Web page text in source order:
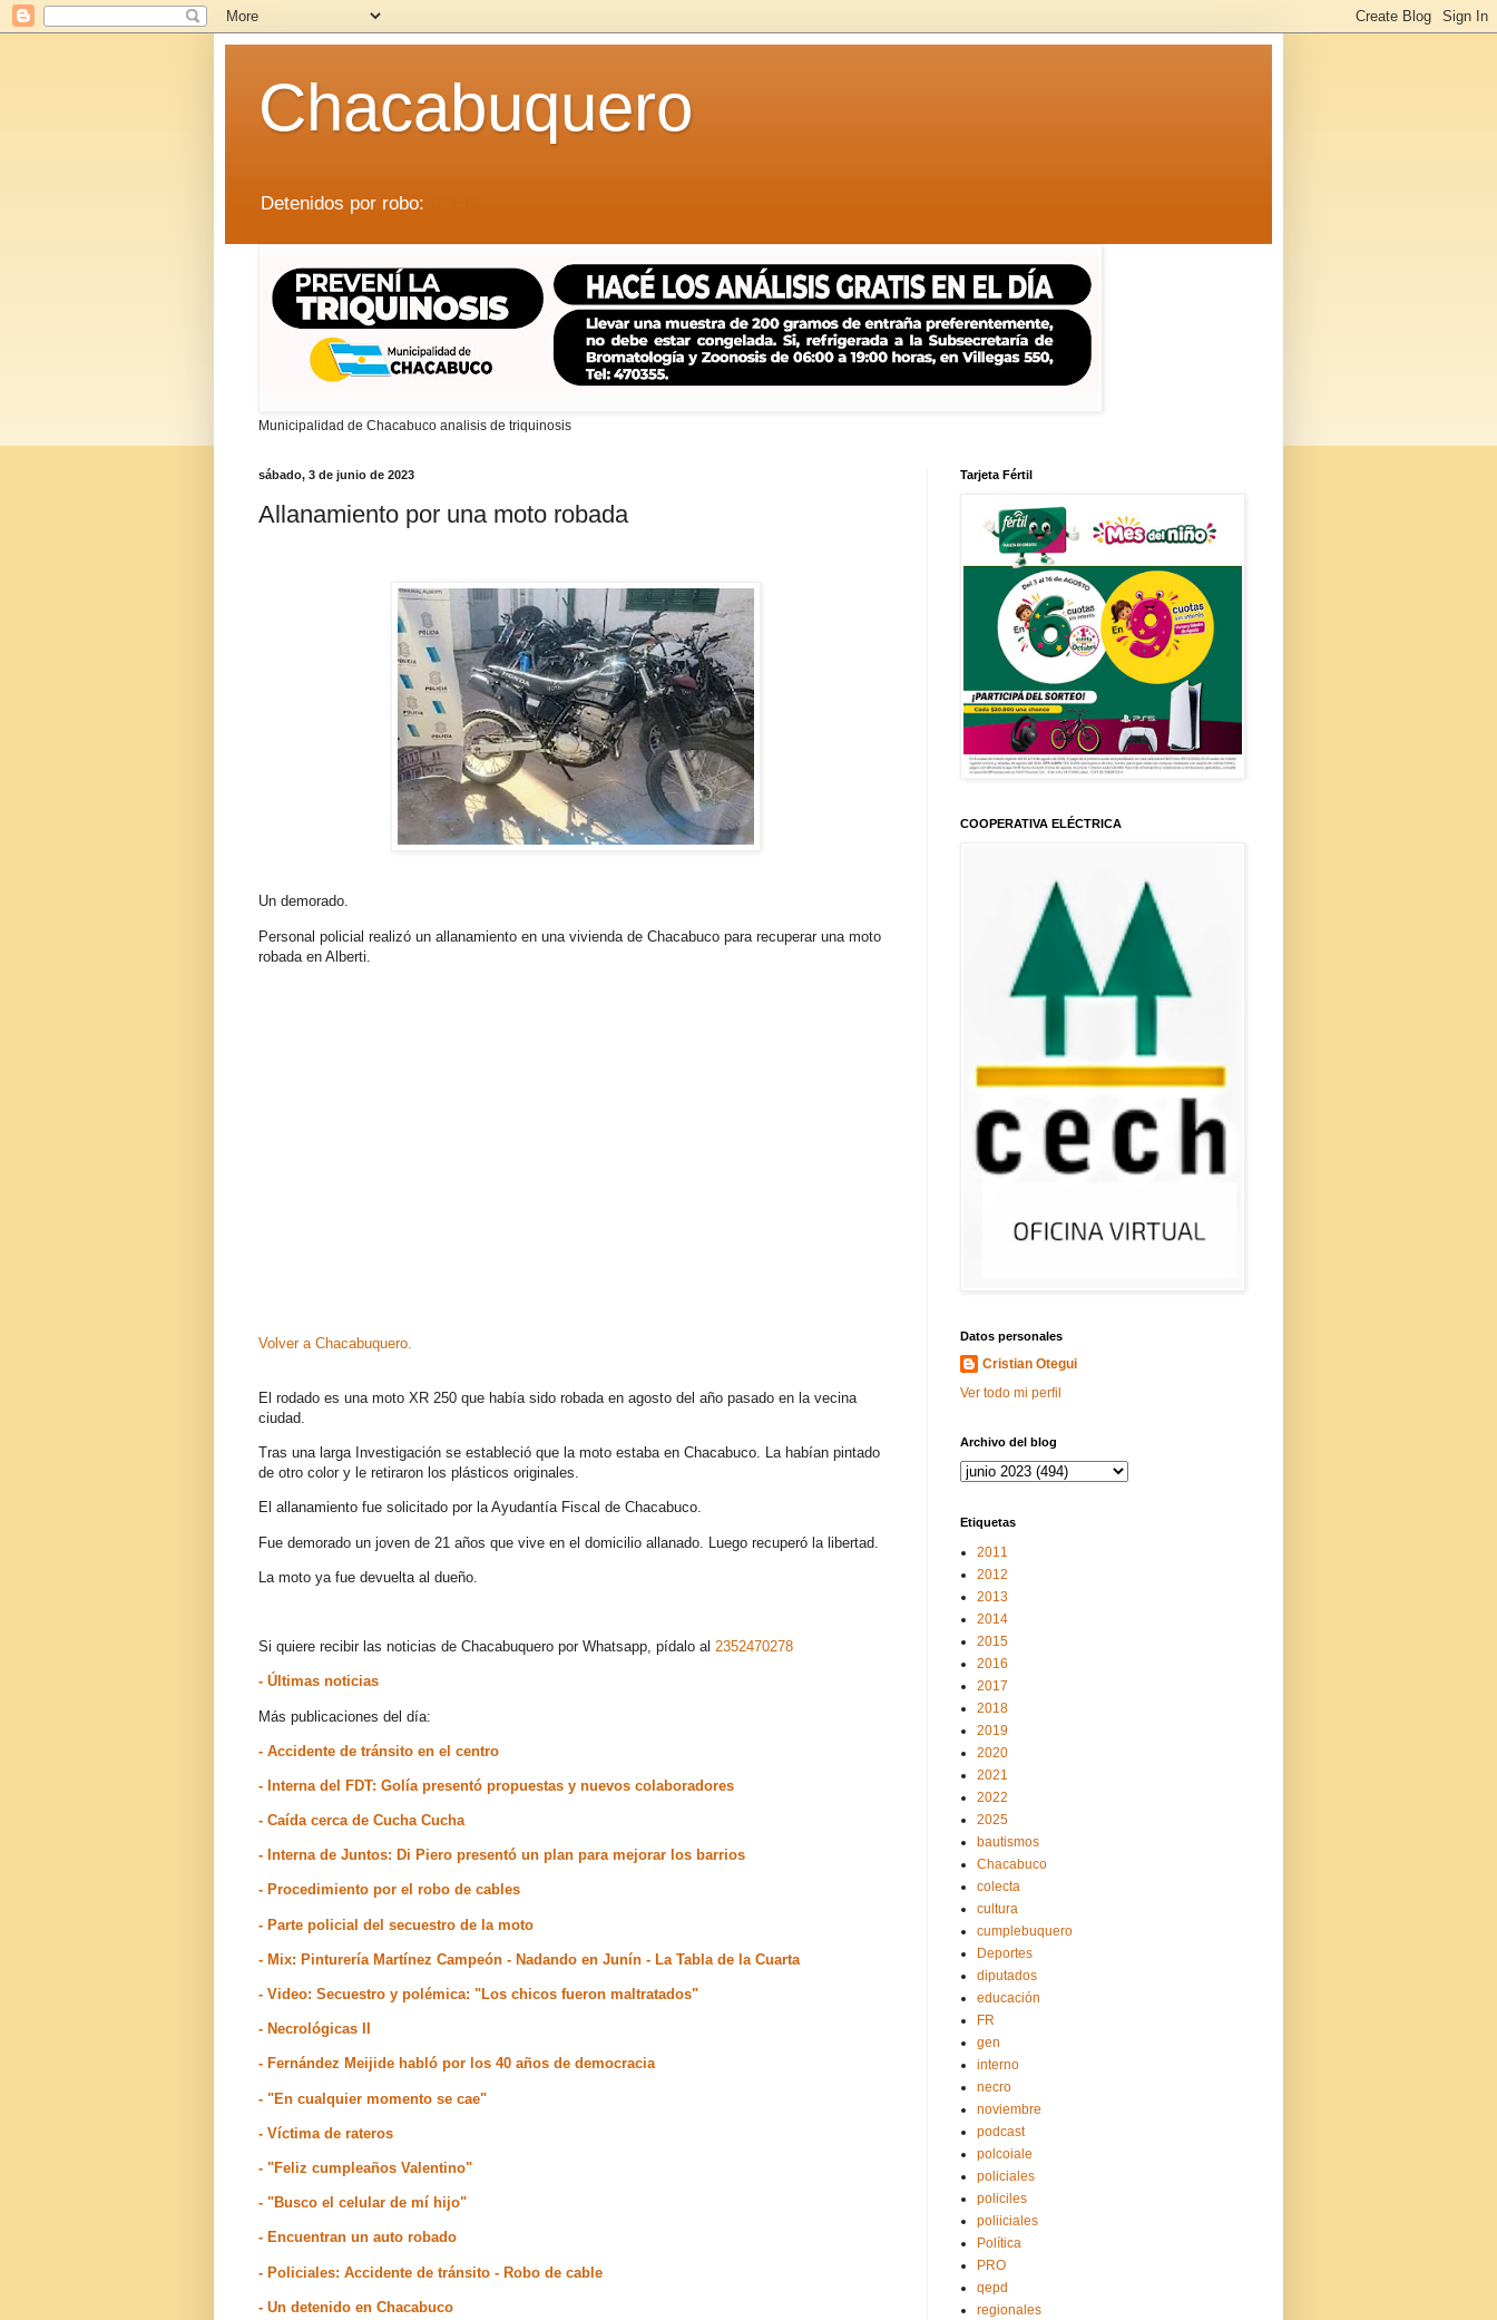
Chacabuquero
Detenidos por robo:
Municipalidad de Chacabuco analisis de triquinosis
sábado, 3 de junio de 2023
Allanamiento por una moto robada
Un demorado.
Personal policial realizó un allanamiento en una vivienda de Chacabuco para recuperar una moto
robada en Alberti.
Volver a Chacabuquero.
El rodado es una moto XR 250 que había sido robada en agosto del año pasado en la vecina
ciudad.
Tras una larga Investigación se estableció que la moto estaba en Chacabuco. La habían pintado
de otro color y le retiraron los plásticos originales.
El allanamiento fue solicitado por la Ayudantía Fiscal de Chacabuco.
Fue demorado un joven de 21 años que vive en el domicilio allanado. Luego recuperó la libertad.
La moto ya fue devuelta al dueño.
Si quiere recibir las noticias de Chacabuquero por Whatsapp, pídalo al 2352470278
- Últimas noticias
Más publicaciones del día:
- Accidente de tránsito en el centro
- Interna del FDT: Golía presentó propuestas y nuevos colaboradores
- Caída cerca de Cucha Cucha
- Interna de Juntos: Di Piero presentó un plan para mejorar los barrios
- Procedimiento por el robo de cables
- Parte policial del secuestro de la moto
- Mix: Pinturería Martínez Campeón - Nadando en Junín - La Tabla de la Cuarta
- Video: Secuestro y polémica: "Los chicos fueron maltratados"
- Necrológicas II
- Fernández Meijide habló por los 40 años de democracia
- "En cualquier momento se cae"
- Víctima de rateros
- "Feliz cumpleaños Valentino"
- "Busco el celular de mí hijo"
- Encuentran un auto robado
- Policiales: Accidente de tránsito - Robo de cable
- Un detenido en Chacabuco
Tarjeta Fértil
COOPERATIVA ELÉCTRICA
Datos personales
Cristian Otegui
Ver todo mi perfil
Archivo del blog
Etiquetas
2011
2012
2013
2014
2015
2016
2017
2018
2019
2020
2021
2022
2025
bautismos
Chacabuco
colecta
cultura
cumplebuquero
Deportes
diputados
educación
FR
gen
interno
necro
noviembre
podcast
polcoiale
policiales
policiles
poliiciales
Política
PRO
qepd
regionales